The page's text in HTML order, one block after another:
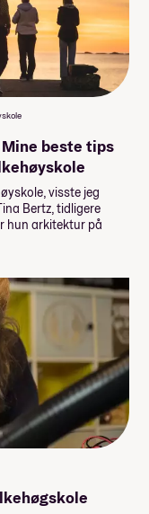
beste tips
visste jeg
Bertz, tidligere
hun arkitektur på